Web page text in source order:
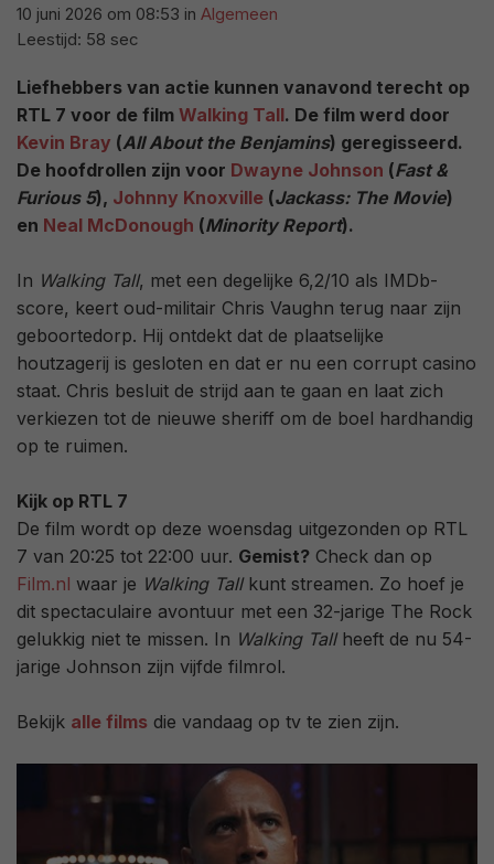
10 juni 2026 om 08:53 in Algemeen
Leestijd: 58 sec
Liefhebbers van actie kunnen vanavond terecht op
RTL 7 voor de film Walking Tall. De film werd door
Kevin Bray (All About the Benjamins) geregisseerd.
De hoofdrollen zijn voor Dwayne Johnson (Fast &
Furious 5), Johnny Knoxville (Jackass: The Movie)
en Neal McDonough (Minority Report).
In Walking Tall, met een degelijke 6,2/10 als IMDb-
score, keert oud-militair Chris Vaughn terug naar zijn
geboortedorp. Hij ontdekt dat de plaatselijke
houtzagerij is gesloten en dat er nu een corrupt casino
staat. Chris besluit de strijd aan te gaan en laat zich
verkiezen tot de nieuwe sheriff om de boel hardhandig
op te ruimen.
Kijk op RTL 7
De film wordt op deze woensdag uitgezonden op RTL
7 van 20:25 tot 22:00 uur. Gemist? Check dan op
Film.nl waar je Walking Tallkunt streamen. Zo hoef je
dit spectaculaire avontuur met een 32-jarige The Rock
gelukkig niet te missen. In Walking Tallheeft de nu 54-
jarige Johnson zijn vijfde filmrol.
Bekijk alle films die vandaag op tv te zien zijn.